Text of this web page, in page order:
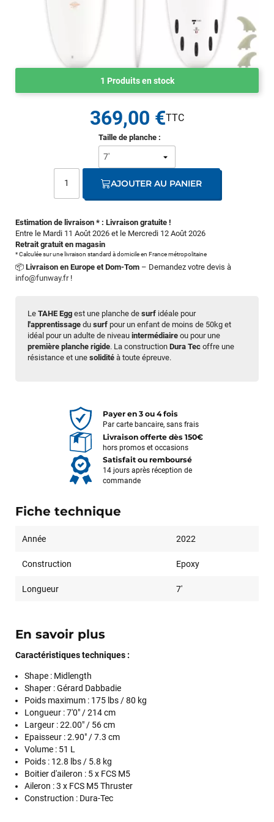
Le TAHE Egg est une planche de surf idéale pour
l'apprentissage du surf pour un enfant de moins de 50kg et
idéal pour un adulte de niveau intermédiaire ou pour une
première planche rigide. La construction Dura Tec offre une
résistance et une solidité à toute épreuve.
1 Produits en stock
Estimation de livraison * : Livraison gratuite !
Entre le Mardi 11 Août 2026 et le Mercredi 12 Août 2026
Retrait gratuit en magasin
* Calculée sur une livraison standard à domicile en France métropolitaine
📦 Livraison en Europe et Dom-Tom – Demandez votre devis à
info@funway.fr!
Taille de planche :
369,00 €
AJOUTER AU PANIER
Payer en 3 ou 4 fois
Par carte bancaire, sans frais
Livraison offerte dès 150€
hors promos et occasions
Satisfait ou remboursé
14 jours après réception de
commande
Fiche technique
Année 2022
Construction Epoxy
Longueur 7'
En savoir plus
Caractéristiques techniques :
Shape : Midlength
Shaper :Gérard Dabbadie
Poids maximum : 175 lbs / 80 kg
Longueur :7'0" / 214 cm
Largeur : 22.00" / 56 cm
Epaisseur :2.90" / 7.3 cm
Volume : 51 L
Poids : 12.8 lbs / 5.8 kg
Boitier d'aileron : 5 x FCS M5
Aileron :3 x FCS M5 Thruster
Construction : Dura-Tec